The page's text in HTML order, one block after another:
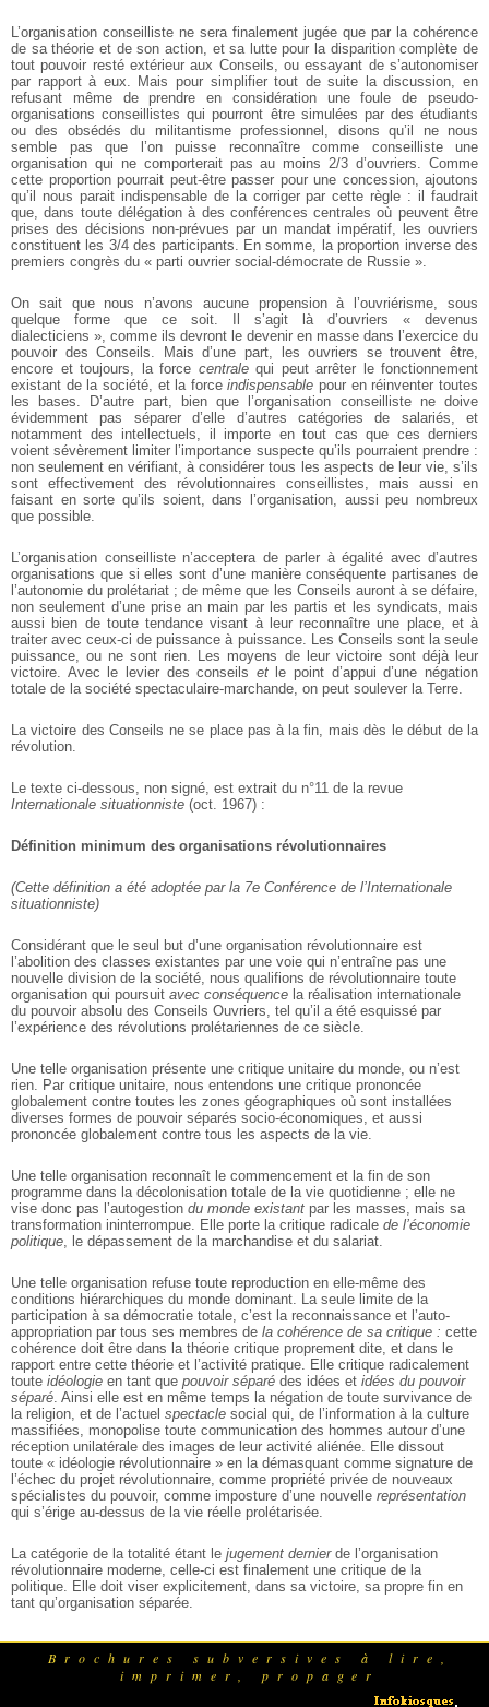
L’organisation conseilliste ne sera finalement jugée que par la cohérence
de sa théorie et de son action, et sa lutte pour la disparition complète de
tout pouvoir resté extérieur aux Conseils, ou essayant de s’autonomiser
par rapport à eux. Mais pour simplifier tout de suite la discussion, en
refusant même de prendre en considération une foule de pseudo-
organisations conseillistes qui pourront être simulées par des étudiants
ou des obsédés du militantisme professionnel, disons qu’il ne nous
semble pas que l’on puisse reconnaître comme conseilliste une
organisation qui ne comporterait pas au moins 2/3 d’ouvriers. Comme
cette proportion pourrait peut-être passer pour une concession, ajoutons
qu’il nous parait indispensable de la corriger par cette règle : il faudrait
que, dans toute délégation à des conférences centrales où peuvent être
prises des décisions non-prévues par un mandat impératif, les ouvriers
constituent les 3/4 des participants. En somme, la proportion inverse des
premiers congrès du « parti ouvrier social-démocrate de Russie ».
On sait que nous n’avons aucune propension à l’ouvriérisme, sous
quelque forme que ce soit. Il s’agit là d’ouvriers « devenus
dialecticiens », comme ils devront le devenir en masse dans l’exercice du
pouvoir des Conseils. Mais d’une part, les ouvriers se trouvent être,
encore et toujours, la force centrale qui peut arrêter le fonctionnement
existant de la société, et la forceindispensablepour en réinventer toutes
les bases. D’autre part, bien que l’organisation conseilliste ne doive
évidemment pas séparer d’elle d’autres catégories de salariés, et
notamment des intellectuels, il importe en tout cas que ces derniers
voient sévèrement limiter l’importance suspecte qu’ils pourraient prendre :
non seulement en vérifiant, à considérer tous les aspects de leur vie, s’ils
sont effectivement des révolutionnaires conseillistes, mais aussi en
faisant en sorte qu’ils soient, dans l’organisation, aussi peu nombreux
que possible.
L’organisation conseilliste n’acceptera de parler à égalité avec d’autres
organisations que si elles sont d’une manière conséquente partisanes de
l’autonomie du prolétariat ; de même que les Conseils auront à se défaire,
non seulement d’une prise an main par les partis et les syndicats, mais
aussi bien de toute tendance visant à leur reconnaître une place, et à
traiter avec ceux-ci de puissance à puissance. Les Conseils sont la seule
puissance, ou ne sont rien. Les moyens de leur victoire sont déjà leur
victoire. Avec le levier des conseils et le point d’appui d’une négation
totale de la société spectaculaire-marchande, on peut soulever la Terre.
La victoire des Conseils ne se place pas à la fin, mais dès le début de la
révolution.
Le texte ci-dessous, non signé, est extrait du n°11 de la revue
Internationale situationniste (oct. 1967) :
Définition minimum des organisations révolutionnaires
(Cette définition a été adoptée par la 7e Conférence de l’Internationale
situationniste)
Considérant que le seul but d’une organisation révolutionnaire est
l’abolition des classes existantes par une voie qui n’entraîne pas une
nouvelle division de la société, nous qualifions de révolutionnaire toute
organisation qui poursuit avec conséquence la réalisation internationale
du pouvoir absolu des Conseils Ouvriers, tel qu’il a été esquissé par
l’expérience des révolutions prolétariennes de ce siècle.
Une telle organisation présente une critique unitaire du monde, ou n’est
rien. Par critique unitaire, nous entendons une critique prononcée
globalement contre toutes les zones géographiques où sont installées
diverses formes de pouvoir séparés socio-économiques, et aussi
prononcée globalement contre tous les aspects de la vie.
Une telle organisation reconnaît le commencement et la fin de son
programme dans la décolonisation totale de la vie quotidienne ; elle ne
vise donc pas l’autogestion du monde existant par les masses, mais sa
transformation ininterrompue. Elle porte la critique radicale de l’économie
politique, le dépassement de la marchandise et du salariat.
Une telle organisation refuse toute reproduction en elle-même des
conditions hiérarchiques du monde dominant. La seule limite de la
participation à sa démocratie totale, c’est la reconnaissance et l’auto-
appropriation par tous ses membres de la cohérence de sa critique : cette
cohérence doit être dans la théorie critique proprement dite, et dans le
rapport entre cette théorie et l’activité pratique. Elle critique radicalement
toute idéologie en tant que pouvoir séparé des idées et idées du pouvoir
séparé. Ainsi elle est en même temps la négation de toute survivance de
la religion, et de l’actuel spectacle social qui, de l’information à la culture
massifiées, monopolise toute communication des hommes autour d’une
réception unilatérale des images de leur activité aliénée. Elle dissout
toute « idéologie révolutionnaire » en la démasquant comme signature de
l’échec du projet révolutionnaire, comme propriété privée de nouveaux
spécialistes du pouvoir, comme imposture d’une nouvelle représentation
qui s’érige au-dessus de la vie réelle prolétarisée.
La catégorie de la totalité étant le jugement dernierde l’organisation
révolutionnaire moderne, celle-ci est finalement une critique de la
politique. Elle doit viser explicitement, dans sa victoire, sa propre fin en
tant qu’organisation séparée.
Brochures subversives à lire,
imprimer, propager